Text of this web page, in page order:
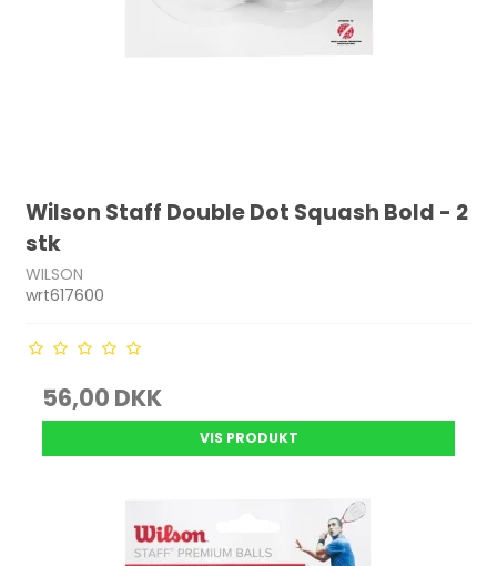
Wilson Staff Double Dot Squash Bold - 2
stk
WILSON
wrt617600
56,00 DKK
VIS PRODUKT